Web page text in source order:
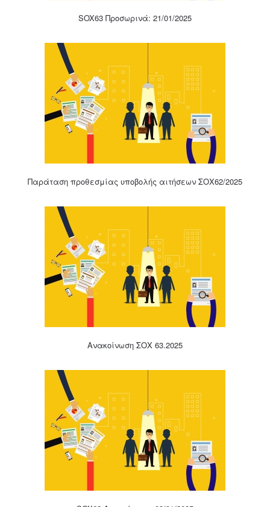
SOX63 Προσωρινά: 21/01/2025
Παράταση προθεσμίας υποβολής αιτήσεων ΣΟΧ62/2025
Ανακοίνωση ΣΟΧ 63.2025